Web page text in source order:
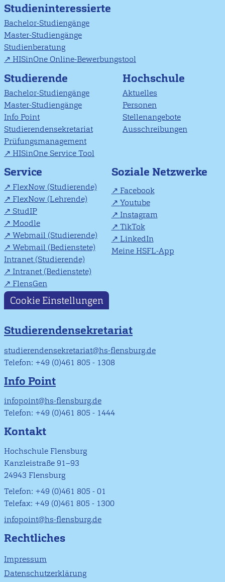
Studieninteressierte
Bachelor-Studiengänge
Master-Studiengänge
Studienberatung
HISinOne Online-Bewerbungstool
Studierende
Bachelor-Studiengänge
Master-Studiengänge
Info Point
Studierendensekretariat
Prüfungsmanagement
HISinOne Service Tool
Hochschule
Aktuelles
Personen
Stellenangebote
Ausschreibungen
Service
FlexNow (Studierende)
FlexNow (Lehrende)
StudIP
Moodle
Webmail (Studierende)
Webmail (Bedienstete)
Intranet (Studierende)
Intranet (Bedienstete)
FlensGen
Soziale Netzwerke
Facebook
Youtube
Instagram
TikTok
LinkedIn
Meine HSFL-App
Cookie Einstellungen
Studierendensekretariat
studierendensekretariat@hs-flensburg.de
Telefon: +49 (0)461 805 - 1308
Info Point
infopoint@hs-flensburg.de
Telefon: +49 (0)461 805 - 1444
Kontakt
Hochschule Flensburg
Kanzleistraße 91–93
24943 Flensburg
Telefon: +49 (0)461 805 - 01
Telefax: +49 (0)461 805 - 1300
infopoint@hs-flensburg.de
Rechtliches
Impressum
Datenschutzerklärung